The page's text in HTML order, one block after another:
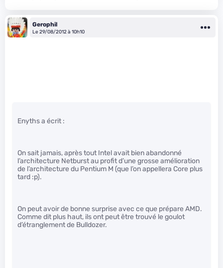
Gerophil
Le 29/08/2012 à 10h10
Enyths a écrit :
On sait jamais, après tout Intel avait bien abandonné
l’architecture Netburst au profit d’une grosse amélioration
de l’architecture du Pentium M (que l’on appellera Core plus
tard :p).
On peut avoir de bonne surprise avec ce que prépare AMD.
Comme dit plus haut, ils ont peut être trouvé le goulot
d’étranglement de Bulldozer.